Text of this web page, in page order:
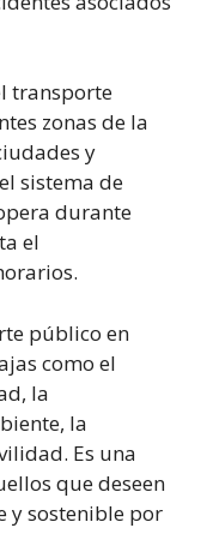
transporte
zonas de la
y
sistema de
durante
el
público en
como el
la
la
Es una
que deseen
y sostenible por